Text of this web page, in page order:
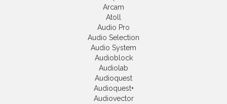
Arcam
Atoll
Audio Pro
Audio Selection
Audio System
Audioblock
Audiolab
Audioquest
Audioquest+
Audiovector